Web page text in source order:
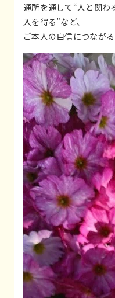
通所を通して“人と関わ
入を得る”など、
ご本人の自信につなが